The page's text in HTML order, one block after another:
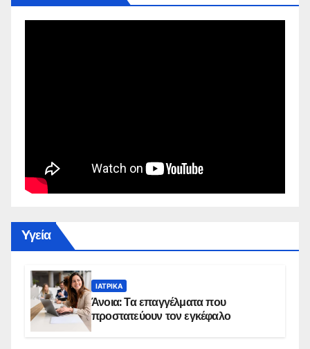
Yγεία
ΙΑΤΡΙΚΆ
Άνοια: Τα επαγγέλματα που
προστατεύουν τον εγκέφαλο